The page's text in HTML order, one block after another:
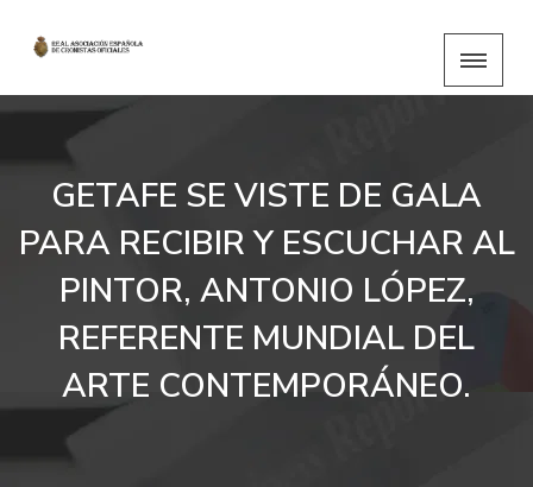
GETAFE SE VISTE DE GALA
PARA RECIBIR Y ESCUCHAR AL
PINTOR, ANTONIO LÓPEZ,
REFERENTE MUNDIAL DEL
ARTE CONTEMPORÁNEO.